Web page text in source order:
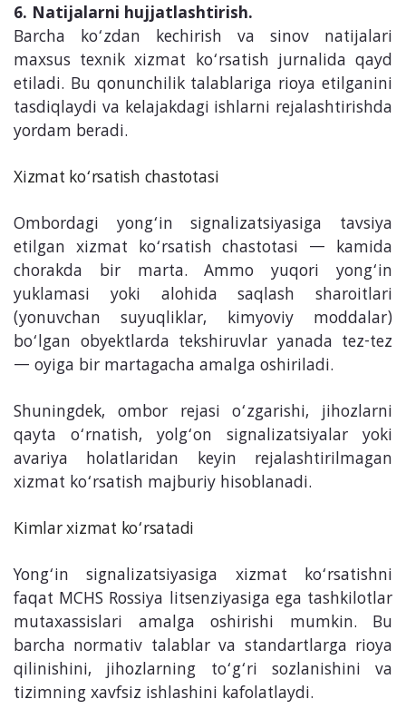
6. Natijalarni hujjatlashtirish.
Barcha ko‘zdan kechirish va sinov natijalari
maxsus texnik xizmat ko‘rsatish jurnalida qayd
etiladi. Bu qonunchilik talablariga rioya etilganini
tasdiqlaydi va kelajakdagi ishlarni rejalashtirishda
yordam beradi.
Xizmat ko‘rsatish chastotasi
Ombordagi yong‘in signalizatsiyasiga tavsiya
etilgan xizmat ko‘rsatish chastotasi — kamida
chorakda bir marta. Ammo yuqori yong‘in
yuklamasi yoki alohida saqlash sharoitlari
(yonuvchan suyuqliklar, kimyoviy moddalar)
bo‘lgan obyektlarda tekshiruvlar yanada tez-tez
— oyiga bir martagacha amalga oshiriladi.
Shuningdek, ombor rejasi o‘zgarishi, jihozlarni
qayta o‘rnatish, yolg‘on signalizatsiyalar yoki
avariya holatlaridan keyin rejalashtirilmagan
xizmat ko‘rsatish majburiy hisoblanadi.
Kimlar xizmat ko‘rsatadi
Yong‘in signalizatsiyasiga xizmat ko‘rsatishni
faqat MCHS Rossiya litsenziyasiga ega tashkilotlar
mutaxassislari amalga oshirishi mumkin. Bu
barcha normativ talablar va standartlarga rioya
qilinishini, jihozlarning to‘g‘ri sozlanishini va
tizimning xavfsiz ishlashini kafolatlaydi.